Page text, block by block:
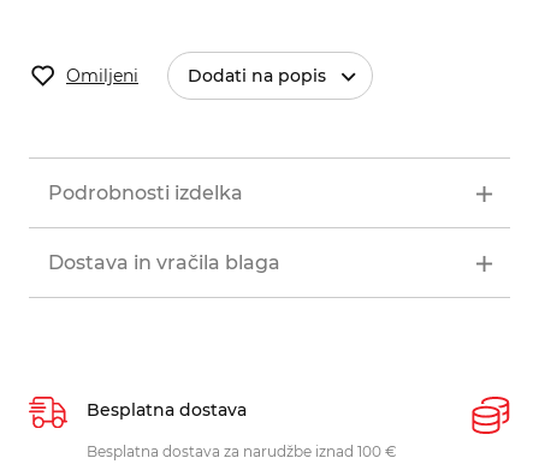
Omiljeni Dodati na popis
Podrobnosti izdelka
Dostava in vračila blaga
Besplatna dostava
Besplatna dostava za narudžbe iznad 100 €